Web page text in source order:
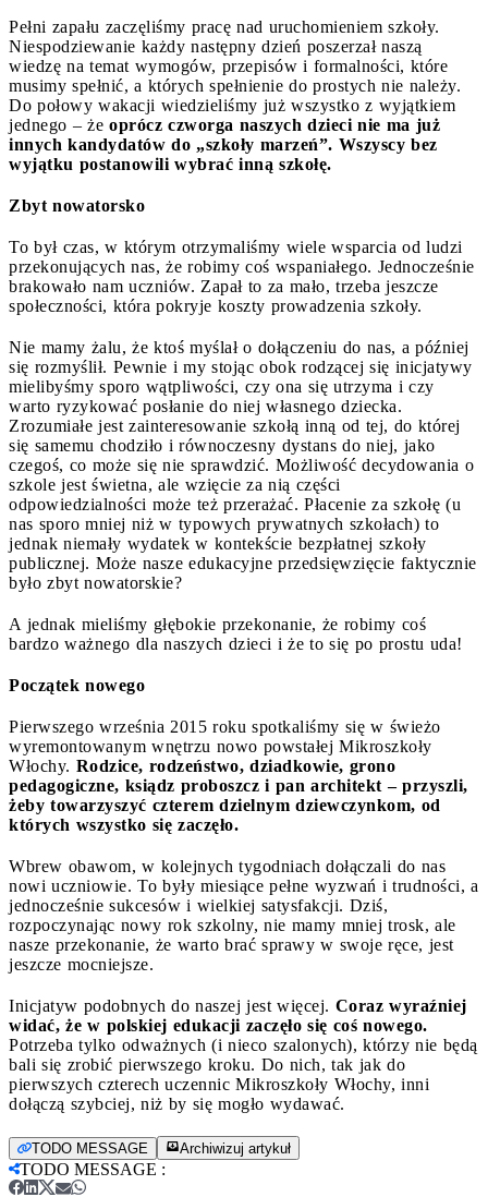
Pełni zapału zaczęliśmy pracę nad uruchomieniem szkoły.
Niespodziewanie każdy następny dzień poszerzał naszą
wiedzę na temat wymogów, przepisów i formalności, które
musimy spełnić, a których spełnienie do prostych nie należy.
Do połowy wakacji wiedzieliśmy już wszystko z wyjątkiem
jednego – że oprócz czworga naszych dzieci nie ma już
innych kandydatów do „szkoły marzeń”. Wszyscy bez
wyjątku postanowili wybrać inną szkołę.
Zbyt nowatorsko
To był czas, w którym otrzymaliśmy wiele wsparcia od ludzi
przekonujących nas, że robimy coś wspaniałego. Jednocześnie
brakowało nam uczniów. Zapał to za mało, trzeba jeszcze
społeczności, która pokryje koszty prowadzenia szkoły.
Nie mamy żalu, że ktoś myślał o dołączeniu do nas, a później
się rozmyślił. Pewnie i my stojąc obok rodzącej się inicjatywy
mielibyśmy sporo wątpliwości, czy ona się utrzyma i czy
warto ryzykować posłanie do niej własnego dziecka.
Zrozumiałe jest zainteresowanie szkołą inną od tej, do której
się samemu chodziło i równoczesny dystans do niej, jako
czegoś, co może się nie sprawdzić. Możliwość decydowania o
szkole jest świetna, ale wzięcie za nią części
odpowiedzialności może też przerażać. Płacenie za szkołę (u
nas sporo mniej niż w typowych prywatnych szkołach) to
jednak niemały wydatek w kontekście bezpłatnej szkoły
publicznej. Może nasze edukacyjne przedsięwzięcie faktycznie
było zbyt nowatorskie?
A jednak mieliśmy głębokie przekonanie, że robimy coś
bardzo ważnego dla naszych dzieci i że to się po prostu uda!
Początek nowego
Pierwszego września 2015 roku spotkaliśmy się w świeżo
wyremontowanym wnętrzu nowo powstałej Mikroszkoły
Włochy. Rodzice, rodzeństwo, dziadkowie, grono
pedagogiczne, ksiądz proboszcz i pan architekt – przyszli,
żeby towarzyszyć czterem dzielnym dziewczynkom, od
których wszystko się zaczęło.
Wbrew obawom, w kolejnych tygodniach dołączali do nas
nowi uczniowie. To były miesiące pełne wyzwań i trudności, a
jednocześnie sukcesów i wielkiej satysfakcji. Dziś,
rozpoczynając nowy rok szkolny, nie mamy mniej trosk, ale
nasze przekonanie, że warto brać sprawy w swoje ręce, jest
jeszcze mocniejsze.
Inicjatyw podobnych do naszej jest więcej. Coraz wyraźniej
widać, że w polskiej edukacji zaczęło się coś nowego.
Potrzeba tylko odważnych (i nieco szalonych), którzy nie będą
bali się zrobić pierwszego kroku. Do nich, tak jak do
pierwszych czterech uczennic Mikroszkoły Włochy, inni
dołączą szybciej, niż by się mogło wydawać.
TODO MESSAGE Archiwizuj artykuł
TODO MESSAGE :